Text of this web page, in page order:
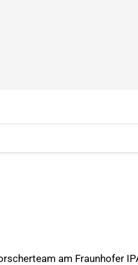
am Fraunhofer